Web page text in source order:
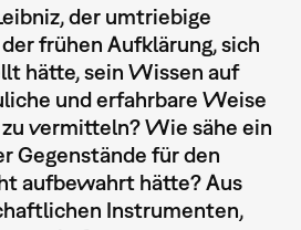
der umtriebige
frühen Aufklärung, sich
hätte, sein Wissen auf
und erfahrbare Weise
vermitteln? Wie sähe ein
Gegenstände für den
aufbewahrt hätte? Aus
Instrumenten,